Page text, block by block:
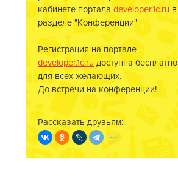
кабинете порталаdeveloper.1c.ruв
разделе "Конференции"
Регистрация на портале
developer.1c.ruдоступна бесплатно
для всех желающих.
До встречи на конференции!
Рассказать друзьям: